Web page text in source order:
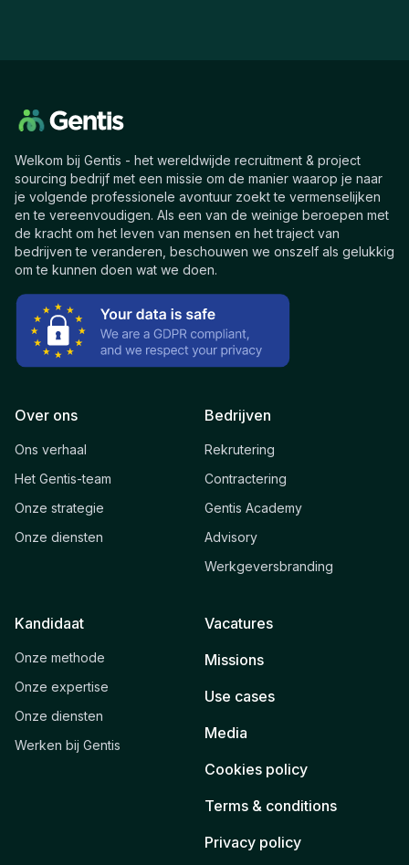
Welkom bij Gentis - het wereldwijde recruitment & project
sourcing bedrijf met een missie om de manier waarop je naar
je volgende professionele avontuur zoekt te vermenselijken
en te vereenvoudigen. Als een van de weinige beroepen met
de kracht om het leven van mensen en het traject van
bedrijven te veranderen, beschouwen we onszelf als gelukkig
om te kunnen doen wat we doen.
Over ons
Ons verhaal
Het Gentis-team
Onze strategie
Onze diensten
Bedrijven
Rekrutering
Contractering
Gentis Academy
Advisory
Werkgeversbranding
Kandidaat
Onze methode
Onze expertise
Onze diensten
Werken bij Gentis
Vacatures
Missions
Use cases
Media
Cookies policy
Terms & conditions
Privacy policy